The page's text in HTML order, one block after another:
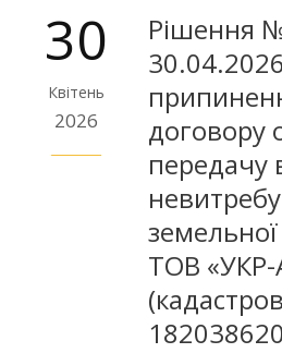
30
Квітень
2026
Рішення
договору
передачу
ТОВ